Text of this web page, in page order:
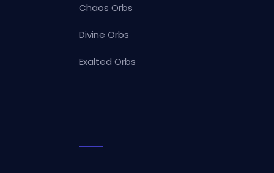
Chaos Orbs
Divine Orbs
Exalted Orbs